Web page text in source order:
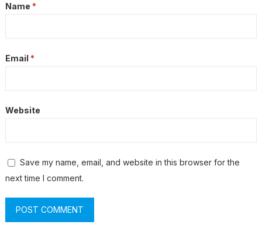
Name *
Email *
Website
Save my name, email, and website in this browser for the
next time I comment.